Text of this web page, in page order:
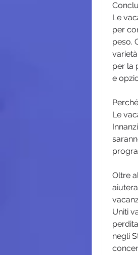
Le
per
peso.
per la
e
Le
Oltre
Uniti
negli